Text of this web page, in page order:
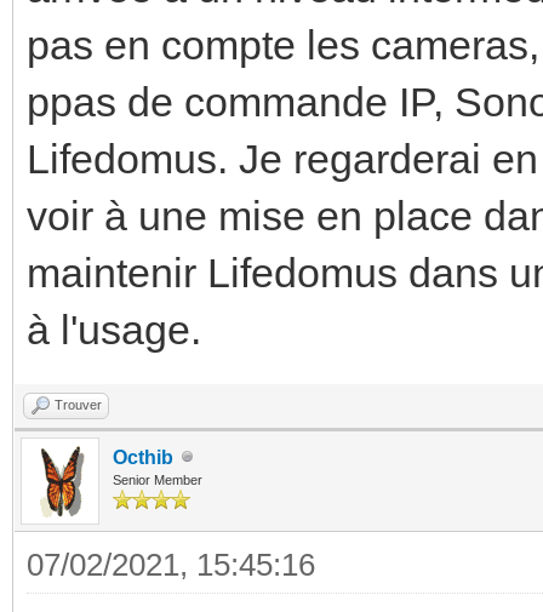
pas en compte les
ppas de commande IP,
Lifedomus. Je regarderai
voir à une mise en place
maintenir Lifedomus dans
à l'usage.
Trouver
Octhib
Senior Member
07/02/2021, 15:45:16